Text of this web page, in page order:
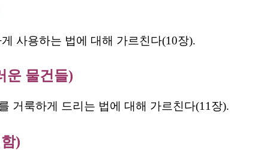
사용하는 법에 대해 가르친다(10장).
운 물건들)
거룩하게 드리는 법에 대해 가르친다(11장).
)